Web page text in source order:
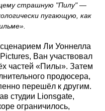
страшную "Пилу" —
пугающую, как
Ли Уоннелла
Ван участвовал
частей «Пилы». Затем
продюсера,
перешёл к другим.
студии Lionsgate,
ограничилось,